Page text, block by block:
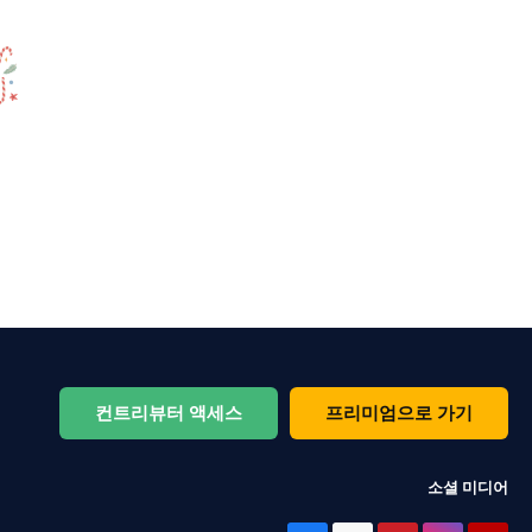
컨트리뷰터 액세스 프리미엄으로 가기
소셜 미디어